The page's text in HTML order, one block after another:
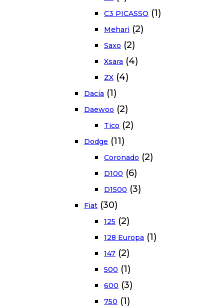
C3 PICASSO (1)
Mehari (2)
Saxo (2)
Xsara (4)
ZX (4)
Dacia (1)
Daewoo (2)
Tico (2)
Dodge (11)
Coronado (2)
D100 (6)
D1500 (3)
Fiat (30)
125 (2)
128 Europa (1)
147 (2)
500 (1)
600 (3)
750 (1)